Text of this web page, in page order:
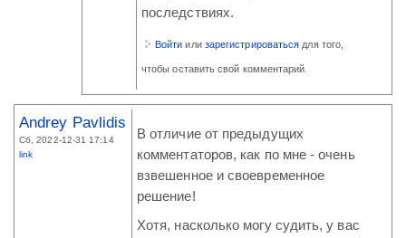
последствиях.
Войти или зарегистрироваться для того,
чтобы оставить свой комментарий.
Andrey Pavlidis
Сб, 2022-12-31 17:14
link
В отличие от предыдущих
комментаторов, как по мне - очень
взвешенное и своевременное
решение!
Хотя, насколько могу судить, у вас